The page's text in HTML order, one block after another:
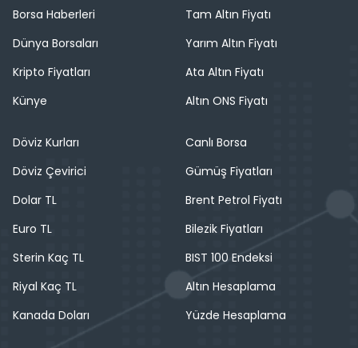
Borsa Haberleri
Dünya Borsaları
Kripto Fiyatları
Künye
Tam Altın Fiyatı
Yarım Altın Fiyatı
Ata Altın Fiyatı
Altın ONS Fiyatı
Döviz Kurları
Döviz Çevirici
Dolar TL
Euro TL
Sterin Kaç TL
Riyal Kaç TL
Kanada Doları
Canlı Borsa
Gümüş Fiyatları
Brent Petrol Fiyatı
Bilezik Fiyatları
BIST 100 Endeksi
Altın Hesaplama
Yüzde Hesaplama